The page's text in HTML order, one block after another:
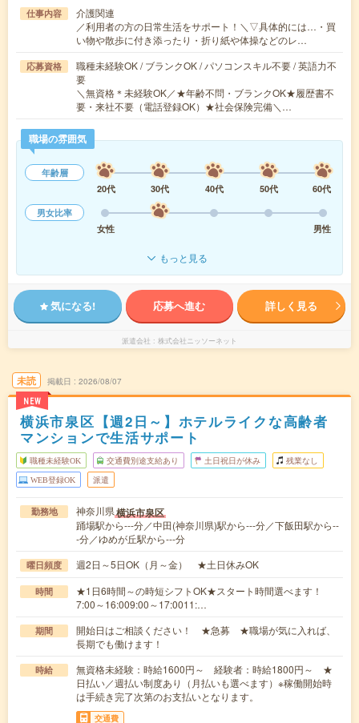
仕事内容
介護関連
／利用者の方の日常生活をサポート！＼▽具体的には…・買
い物や散歩に付き添ったり・折り紙や体操などのレ…
応募資格
職種未経験OK / ブランクOK / パソコンスキル不要 / 英語力不
要
＼無資格＊未経験OK／★年齢不問・ブランクOK★履歴書不
要・来社不要（電話登録OK）★社会保険完備＼…
職場の雰囲気
年齢層
20代
30代 40代 50代
60代
男女比率
女性
男性
もっと見る
気になる! 応募へ進む 詳しく見る
派遣会社 株式会社ニッソーネット
未読
NEW
掲載日 2026/08/07
横浜市泉区【週2日～】ホテルライクな高齢者
マンションで生活サポート
職種未経験OK 交通費別途支給あり 土日祝日が休み 残業なし
WEB登録OK 派遣
勤務地 神奈川県横浜市泉区
踊場駅から---分／中田(神奈川県)駅から---分／下飯田駅から--
-分／ゆめが丘駅から---分
曜日頻度 週2日～5日OK（月～金） ★土日休みOK
時間
★1日6時間～の時短シフトOK★スタート時間選べます！
7:00～16:009:00～17:0011:…
期間
開始日はご相談ください！ ★急募 ★職場が気に入れば、
長期でも働けます！
時給
無資格未経験：時給1600円～ 経験者：時給1800円～ ★
日払い／週払い制度あり（月払いも選べます）※稼働開始時
は手続き完了次第のお支払いとなります。
交通費